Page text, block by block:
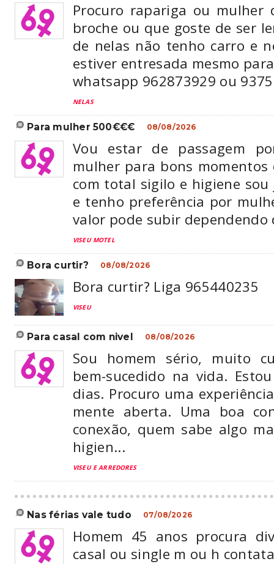
Procuro rapariga ou mulher
broche ou que goste de ser
de nelas não tenho carro e
estiver entresada mesmo
whatsapp 962873929 ou
NELAS
para mulher 500€€€ 08/08/2026
Vou estar de passagem
mulher para bons
com total sigilo e higiene sou
e tenho preferência por
valor pode subir dependendo
VISEU MOTEL
bora curtir? 08/08/2026
Bora curtir? Liga 965440235
VISEU
para casal com nivel 08/08/2026
Sou homem sério, muito
bem-sucedido na vida.
dias. Procuro uma
mente aberta. Uma boa
conexão, quem sabe algo
higien...
VISEU E ARREDORES
nas férias vale tudo 07/08/2026
Homem 45 anos procura
casal ou single m ou h